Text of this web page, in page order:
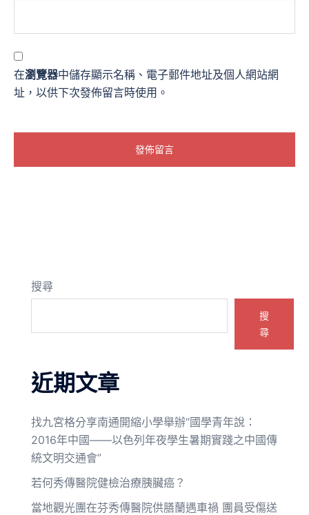
在瀏覽器中儲存顯示名稱、電子郵件地址及個人網站網
址，以供下次發佈留言時使用。
搜尋
搜
尋
近期文章
找九宮格分享南通開縮小學舉辦“國學青年說：
2016年中國——以色列年夜學生暑期實踐之中國傳
統文明交通會”
若何秀傳醫院健檢治療胰臟癌？
當地觀光團在芬秀傳醫院供膳蘭遇車禍 團員受傷送